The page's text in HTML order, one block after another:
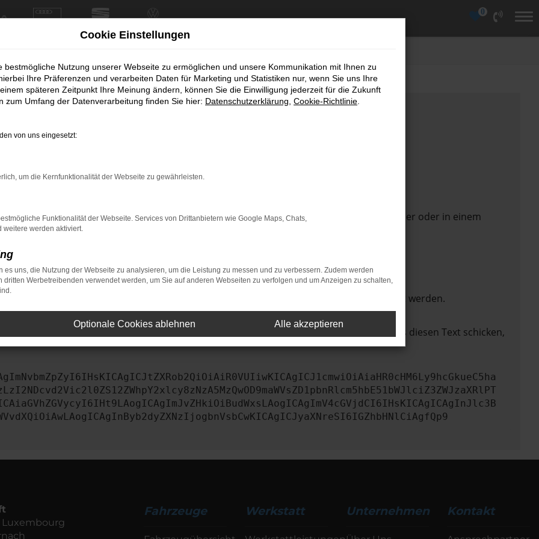
0
das Laden bestimmter Seiten verhindern. Funktioniert die Seite in einem anderen Browser oder in einem
zu beheben.
auf dem neuesten Stand sind.
sondern kann auch dazu führen, dass bestimmte Funktionen nicht mehr unterstützt werden.
kontaktiere uns bitte. Wir werden versuchen, das Problem zu beheben. Du kannst uns diesen Text schicken,
Fahrzeuge Werkstatt Unternehmen Kontakt
Cookie Einstellungen
bestmögliche Nutzung unserer Webseite zu ermöglichen und unsere Kommunikation mit Ihnen zu
Ihre Präferenzen und verarbeiten Daten für Marketing und Statistiken nur, wenn Sie uns Ihre
späteren Zeitpunkt Ihre Meinung ändern, können Sie die Einwilligung jederzeit für die Zukunft
zum Umfang der Datenverarbeitung finden Sie hier: Datenschutzerklärung Cookie-Richtlinie
von uns eingesetzt:
um die Kernfunktionalität der Webseite zu gewährleisten.
Funktionalität der Webseite. Services von Drittanbietern wie Google Maps, Chats,
weitere werden aktiviert.
es uns, die Nutzung der Webseite zu analysieren, um die Leistung zu messen und zu verbessern. Zudem werden
dritten Werbetreibenden verwendet werden, um Sie auf anderen Webseiten zu verfolgen und um Anzeigen zu schalten,
Optionale Cookies ablehnen Alle akzeptieren